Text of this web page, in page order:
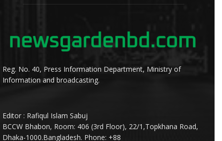
Reg. No. 40, Press Information Department, Ministry of
Information and broadcasting.
Editor : Rafiqul Islam Sabuj
BCCW Bhabon, Room: 406 (3rd Floor), 22/1,Topkhana Road,
Dhaka-1000.Bangladesh. Phone: +88